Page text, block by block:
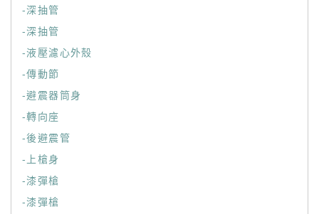
-深抽管
-深抽管
-液壓濾心外殼
-傳動節
-避震器筒身
-轉向座
-後避震管
-上槍身
-漆彈槍
-漆彈槍